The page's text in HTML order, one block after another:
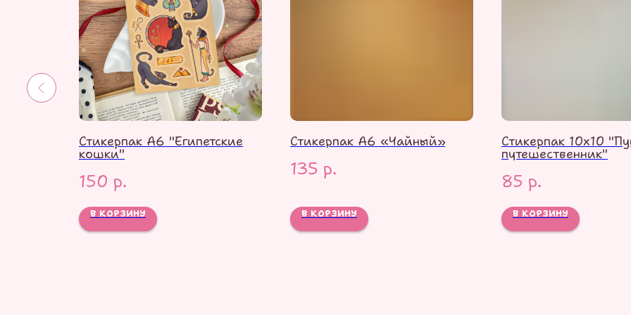
Стикерпак А6 "Египетские
кошки"
150 р.
В КОРЗИНУ
Стикерпак А6 «Чайный»
135 р.
В КОРЗИНУ
Стикерпак 10х10
путешественник"
85 р.
В КОРЗИНУ